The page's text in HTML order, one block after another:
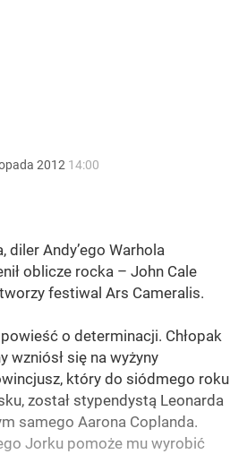
2012 14:00
Andy’ego Warhola
oblicze rocka – John Cale
festiwal Ars Cameralis.
o determinacji. Chłopak
wzniósł się na wyżyny
który do siódmego roku
został stypendystą Leonarda
samego Aarona Coplanda.
Jorku pomoże mu wyrobić